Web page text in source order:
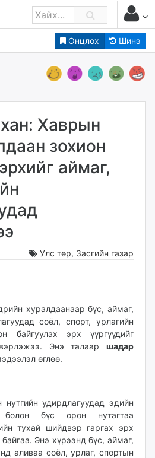
Онцлох Шинэ
Хаврын
зохион
аймаг,
Улс төр, Засгийн газар
хуралдаанаар бүс, аймаг,
соёл, спорт, урлагийн
байгуулах эрх үүргүүдийг
Энэ талаар шадар
өглөө.
удирдлагуудад эдийн
бүс орон нутагтаа
тухай шийдвэр гаргах эрх
байгаа. Энэ хүрээнд бүс, аймаг,
аливаа соёл, урлаг, спортын